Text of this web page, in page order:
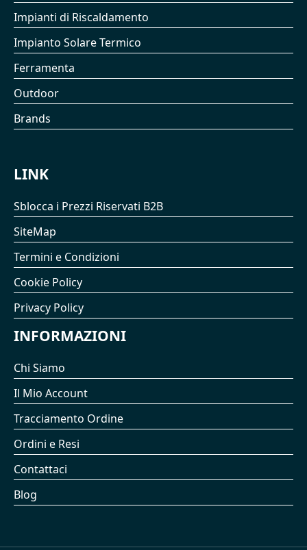
Impianti di Riscaldamento
Impianto Solare Termico
Ferramenta
Outdoor
Brands
LINK
Sblocca i Prezzi Riservati B2B
SiteMap
Termini e Condizioni
Cookie Policy
Privacy Policy
INFORMAZIONI
Chi Siamo
Il Mio Account
Tracciamento Ordine
Ordini e Resi
Contattaci
Blog